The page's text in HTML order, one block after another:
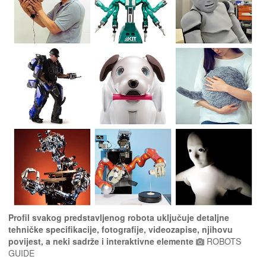
Profil svakog predstavljenog robota uključuje detaljne
tehničke specifikacije, fotografije, videozapise, njihovu
povijest, a neki sadrže i interaktivne elemente
ROBOTS
GUIDE